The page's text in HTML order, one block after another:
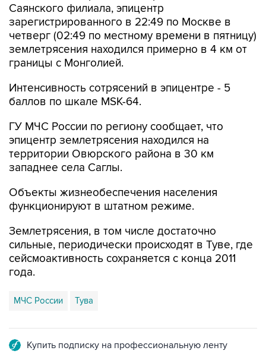
Саянского филиала, эпицентр
зарегистрированного в 22:49 по Москве в
четверг (02:49 по местному времени в пятницу)
землетрясения находился примерно в 4 км от
границы с Монголией.
Интенсивность сотрясений в эпицентре - 5
баллов по шкале MSK-64.
ГУ МЧС России по региону сообщает, что
эпицентр землетрясения находился на
территории Овюрского района в 30 км
западнее села Саглы.
Объекты жизнеобеспечения населения
функционируют в штатном режиме.
Землетрясения, в том числе достаточно
сильные, периодически происходят в Туве, где
сейсмоактивность сохраняется с конца 2011
года.
МЧС России Тува
Купить подписку на профессиональную ленту